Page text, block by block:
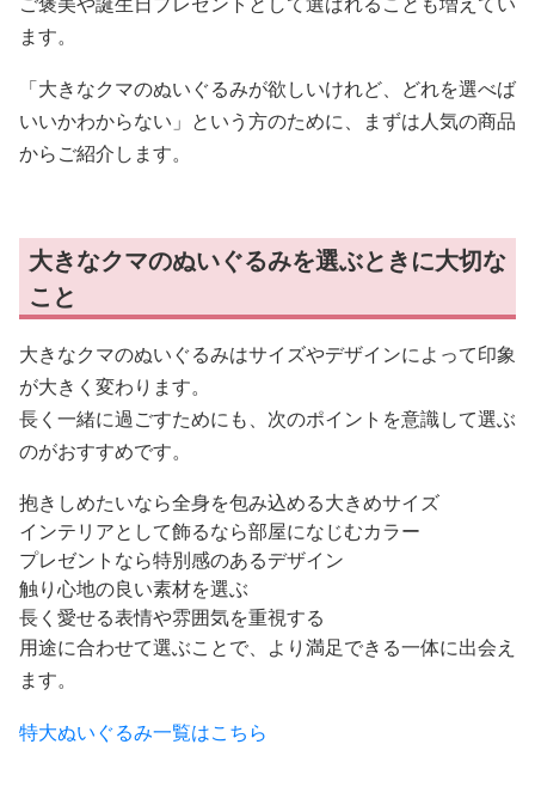
ます。
「大きなクマのぬいぐるみが欲しいけれど、どれを選べば
いいかわからない」という方のために、まずは人気の商品
からご紹介します。
大きなクマのぬいぐるみを選ぶときに大切な
こと
大きなクマのぬいぐるみはサイズやデザインによって印象
が大きく変わります。
長く一緒に過ごすためにも、次のポイントを意識して選ぶ
のがおすすめです。
抱きしめたいなら全身を包み込める大きめサイズ
インテリアとして飾るなら部屋になじむカラー
プレゼントなら特別感のあるデザイン
触り心地の良い素材を選ぶ
長く愛せる表情や雰囲気を重視する
用途に合わせて選ぶことで、より満足できる一体に出会え
ます。
特大ぬいぐるみ一覧はこちら